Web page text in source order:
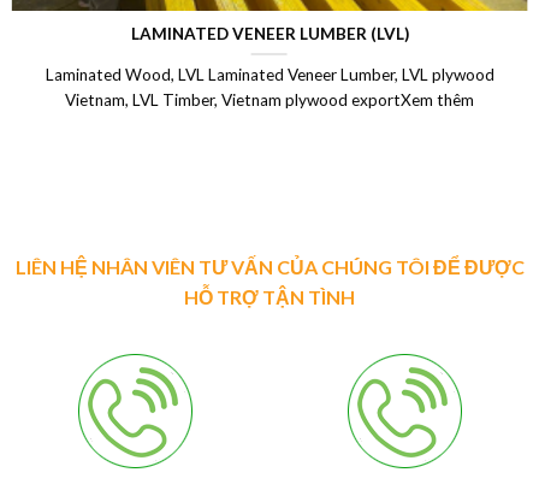
LAMINATED VENEER LUMBER (LVL)
Laminated Wood, LVL Laminated Veneer Lumber, LVL plywood
Vietnam, LVL Timber, Vietnam plywood exportXem thêm
LIÊN HỆ NHÂN VIÊN TƯ VẤN CỦA CHÚNG TÔI ĐỂ ĐƯỢC
HỖ TRỢ TẬN TÌNH